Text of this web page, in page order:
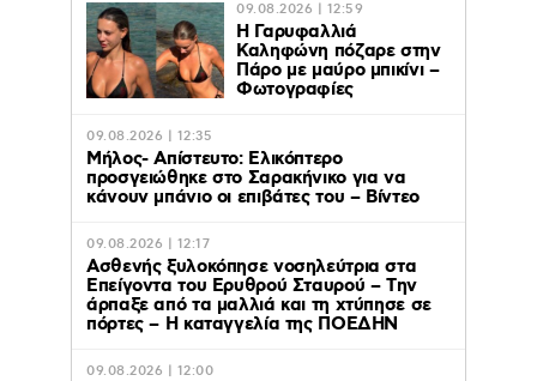
09.08.2026 | 12:59
Η Γαρυφαλλιά
Καληφώνη πόζαρε στην
Πάρο με μαύρο μπικίνι –
Φωτογραφίες
09.08.2026 | 12:35
Μήλος- Απίστευτο: Ελικόπτερο
προσγειώθηκε στο Σαρακήνικο για να
κάνουν μπάνιο οι επιβάτες του – Βίντεο
09.08.2026 | 12:17
Ασθενής ξυλοκόπησε νοσηλεύτρια στα
Επείγοντα του Ερυθρού Σταυρού – Tην
άρπαξε από τα μαλλιά και τη χτύπησε σε
πόρτες – Η καταγγελία της ΠΟΕΔΗΝ
09.08.2026 | 12:00